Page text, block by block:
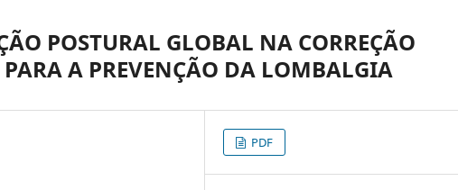
POSTURAL GLOBAL NA CORREÇÃO
PARA A PREVENÇÃO DA LOMBALGIA
PDF